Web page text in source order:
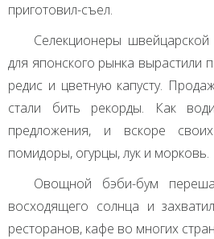
приготовил-съел.
Селекционеры
для японского рынка вырастили
редис и цветную капусту.
стали бить рекорды. Как
предложения, и вскоре
помидоры, огурцы, лук и морковь.
Овощной бэби-бум
восходящего солнца и
ресторанов, кафе во многих